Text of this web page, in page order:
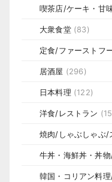
喫茶店/ケーキ・甘
大衆食堂(83)
定食/ファーストフ
居酒屋 (296)
日本料理 (122)
洋食/レストラン
焼肉/しゃぶしゃぶ/
牛丼・海鮮丼・丼
韓国・コリアン料